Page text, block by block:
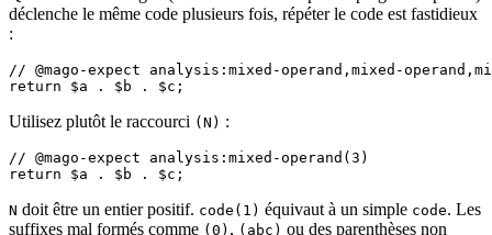
déclenche le même code plusieurs fois, répéter le code est fastidieux
:
// @mago-expect analysis:mixed-operand,mixed-
return
$a . $b . $c
Utilisez plutôt le raccourci (N) :
// @mago-expect analysis:mixed-operand(3)
return
$a . $b . $c
N doit être un entier positif. code(1) équivaut à un simple code. Les
suffixes mal formés comme (0) , (abc) ou des parenthèses non